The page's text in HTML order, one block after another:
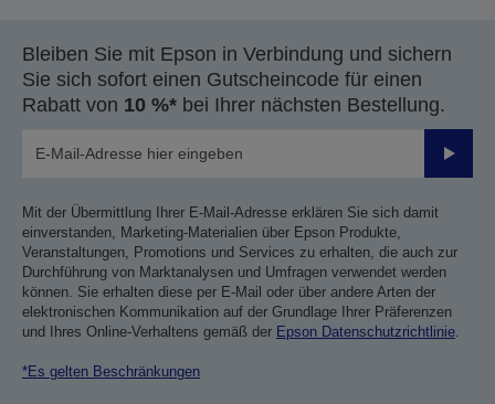
Bleiben Sie mit Epson in Verbindung und sichern
Sie sich sofort einen Gutscheincode für einen
Rabatt von 10 %* bei Ihrer nächsten Bestellung.
Mit der Übermittlung Ihrer E-Mail-Adresse erklären Sie sich damit
einverstanden, Marketing-Materialien über Epson Produkte,
Veranstaltungen, Promotions und Services zu erhalten, die auch zur
Durchführung von Marktanalysen und Umfragen verwendet werden
können. Sie erhalten diese per E-Mail oder über andere Arten der
elektronischen Kommunikation auf der Grundlage Ihrer Präferenzen
und Ihres Online-Verhaltens gemäß der Epson Datenschutzrichtlinie.
*Es gelten Beschränkungen